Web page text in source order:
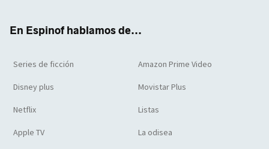
En Espinof hablamos de...
Series de ficción Amazon Prime Video
Disney plus Movistar Plus
Netflix Listas
Apple TV La odisea